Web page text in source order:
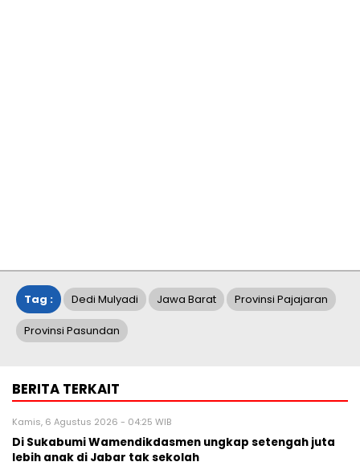
Tag : Dedi Mulyadi Jawa Barat Provinsi Pajajaran
Provinsi Pasundan
BERITA TERKAIT
Kamis, 6 Agustus 2026 - 04:25 WIB
Di Sukabumi Wamendikdasmen ungkap setengah juta
lebih anak di Jabar tak sekolah